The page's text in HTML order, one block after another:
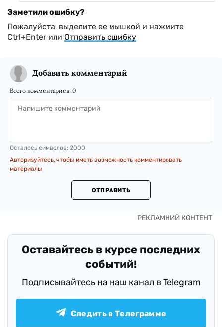
Заметили ошибку?
Пожалуйста, выделите ее мышкой и нажмите
Ctrl+Enter или Отправить ошибку
Добавить комментарий
Всего комментариев: 0
Осталось символов: 2000
Авторизуйтесь, чтобы иметь возможность комментировать
материалы
ОТПРАВИТЬ
Оставайтесь в курсе последних
событий!
Подписывайтесь на наш канал в Telegram
Следить в Телеграмме